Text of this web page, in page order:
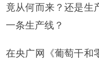
竟从何而来？还是生
一条生产线？
在央广网《葡萄干和